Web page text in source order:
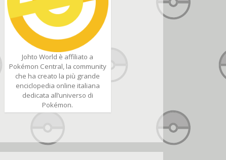
Johto World è affiliato a
Pokémon Central, la community
che ha creato la più grande
enciclopedia online italiana
dedicata all’universo di
Pokémon.